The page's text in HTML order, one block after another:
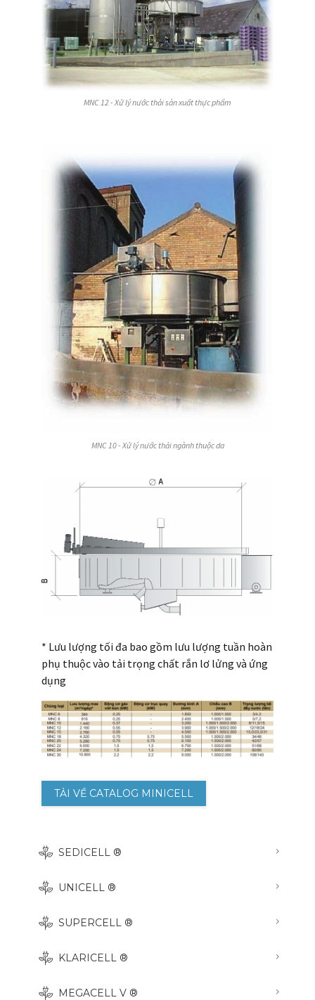
MNC 12 - Xử lý nước thải sản xuất thực phẩm
MNC 10 - Xử lý nước thải ngành thuộc da
* Lưu lượng tối đa bao gồm lưu lượng tuần hoàn
phụ thuộc vào tải trọng chất rắn lơ lửng và ứng
dụng
TẢI VỀ CATALOG MINICELL
SEDICELL ®
UNICELL ®
SUPERCELL ®
KLARICELL ®
MEGACELL V ®